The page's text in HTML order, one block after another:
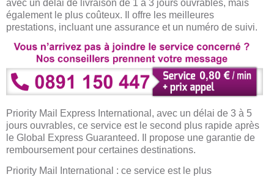
avec un délai de livraison de 1 à 3 jours ouvrables, mais
également le plus coûteux. Il offre les meilleures
prestations, incluant une assurance et un numéro de suivi.
Priority Mail Express International, avec un délai de 3 à 5
jours ouvrables, ce service est le second plus rapide après
le Global Express Guaranteed. Il propose une garantie de
remboursement pour certaines destinations.
Priority Mail International : ce service est le plus